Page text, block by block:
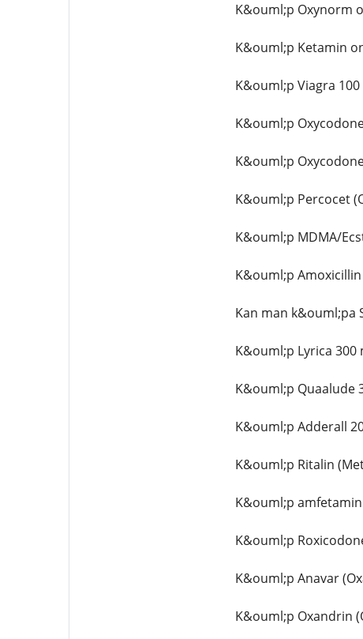
K&ouml;p Oxynorm
K&ouml;p Ketamin
K&ouml;p Viagra
K&ouml;p
K&ouml;p
K&ouml;p Percocet
K&ouml;p MDMA/
K&ouml;p
Kan man k&ouml;pa
K&ouml;p Lyrica 300
K&ouml;p Quaalude
K&ouml;p Adderall
K&ouml;p Ritalin
K&ouml;p
K&ouml;p
K&ouml;p Anavar
K&ouml;p Oxandrin